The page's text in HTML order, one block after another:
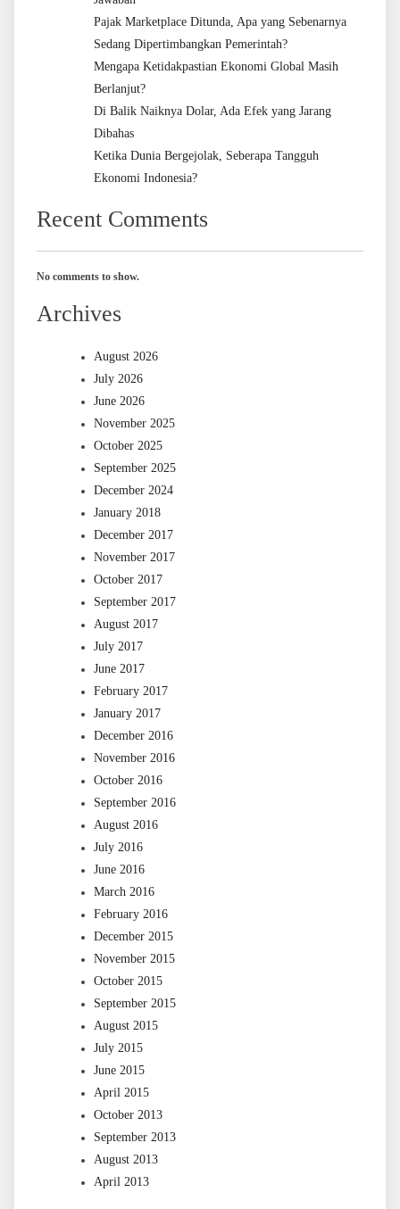
Pajak Marketplace Ditunda, Apa yang Sebenarnya
Sedang Dipertimbangkan Pemerintah?
Mengapa Ketidakpastian Ekonomi Global Masih
Berlanjut?
Di Balik Naiknya Dolar, Ada Efek yang Jarang
Dibahas
Ketika Dunia Bergejolak, Seberapa Tangguh
Ekonomi Indonesia?
Recent Comments
No comments to show.
Archives
August 2026
July 2026
June 2026
November 2025
October 2025
September 2025
December 2024
January 2018
December 2017
November 2017
October 2017
September 2017
August 2017
July 2017
June 2017
February 2017
January 2017
December 2016
November 2016
October 2016
September 2016
August 2016
July 2016
June 2016
March 2016
February 2016
December 2015
November 2015
October 2015
September 2015
August 2015
July 2015
June 2015
April 2015
October 2013
September 2013
August 2013
April 2013